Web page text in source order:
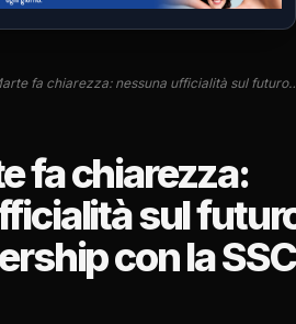
fa chiarezza: nessuna ufficialità sul
fa chiarezza:
sul
con la SSC